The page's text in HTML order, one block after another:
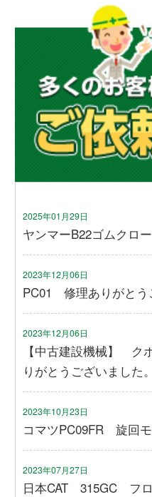
2025年01月29日
ヤンマーB22ゴムクロ
2023年12月06日
PC01 修理ありがとう
2023年12月06日
【中古建設機械】 ク
りがとうございました。
2023年10月23日
コマツPC09FR 旋回
2023年07月27日
日本CAT 315GC フ